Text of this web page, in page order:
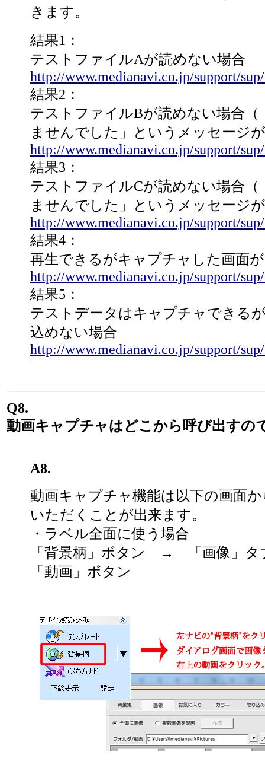
きます。
結果1：
テストファイルAが読めない場合
http://www.medianavi.co.jp/support/
結果2：
テストファイルBが読めない場合
ませんでした」というメッセージ
http://www.medianavi.co.jp/support/
結果3：
テストファイルCが読めない場合
ませんでした」というメッセージ
http://www.medianavi.co.jp/support/
結果4：
再生できるがキャプチャした画面
http://www.medianavi.co.jp/support/
結果5：
テストデータはキャプチャできる
込めない場合
http://www.medianavi.co.jp/support/
Q8.
動画キャプチャはどこから呼び出すの
A8.
動画キャプチャ機能は以下の画面
いただくことが出来ます。
・ラベル全面に使う場合
「背景柄」ボタン → 「画像
「動画」ボタン